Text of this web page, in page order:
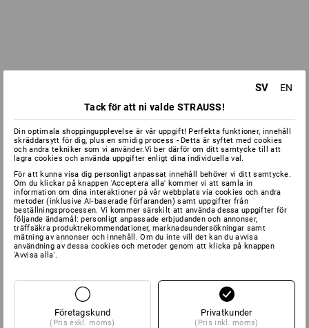
SV
EN
Tack för att ni valde STRAUSS!
Din optimala shoppingupplevelse är vår uppgift! Perfekta funktioner, innehåll
skräddarsytt för dig, plus en smidig process - Detta är syftet med cookies
och andra tekniker som vi använder.Vi ber därför om ditt samtycke till att
lagra cookies och använda uppgifter enligt dina individuella val.
För att kunna visa dig personligt anpassat innehåll behöver vi ditt samtycke.
Om du klickar på knappen 'Acceptera alla' kommer vi att samla in
information om dina interaktioner på vår webbplats via cookies och andra
metoder (inklusive AI‑baserade förfaranden) samt uppgifter från
beställningsprocessen. Vi kommer särskilt att använda dessa uppgifter för
följande ändamål: personligt anpassade erbjudanden och annonser,
träffsäkra produktrekommendationer, marknadsundersökningar samt
mätning av annonser och innehåll. Om du inte vill det kan du avvisa
användning av dessa cookies och metoder genom att klicka på knappen
'Avvisa alla'.
Företagskund
(Pris exkl. moms)
Privatkunder
(Pris inkl. moms)